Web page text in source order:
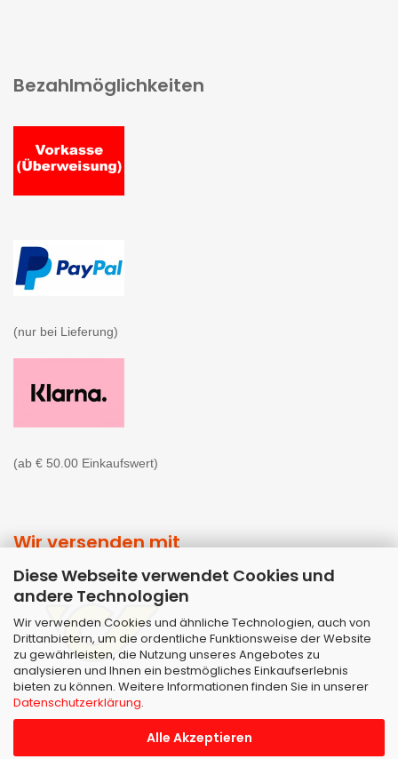
Diese Webseite verwendet Cookies und
andere Technologien
Wir verwenden Cookies und ähnliche Technologien, auch von
Drittanbietern, um die ordentliche Funktionsweise der Website
zu gewährleisten, die Nutzung unseres Angebotes zu
analysieren und Ihnen ein bestmögliches Einkaufserlebnis
bieten zu können. Weitere Informationen finden Sie in unserer
Datenschutzerklärung.
Alle Akzeptieren
Bezahlmöglichkeiten
(nur bei Lieferung)
(ab € 50.00 Einkaufswert)
Wir versenden mit